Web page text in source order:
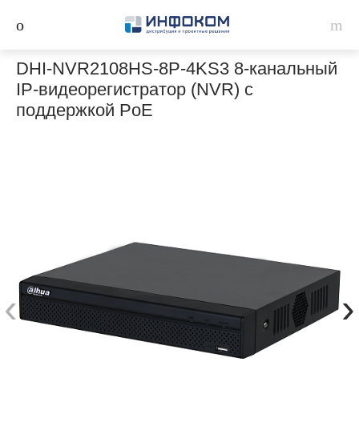
DHI-NVR2108HS-8P-4KS3 8-канальный
IP-видеорегистратор (NVR) с
поддержкой PoE
‹ ›